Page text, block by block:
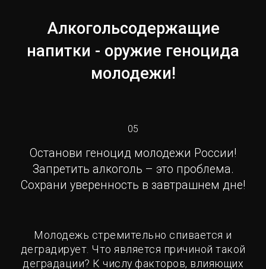
Алкогольсодержащие
напитки - оружие геноцида
молодежи!
05
Останови геноцид молодежи России!
Запретить алкоголь – это проблема.
Сохрани уверенность в завтрашнем дне!
Молодежь стремительно спивается и
деградирует. Что является причиной такой
деградации? К числу факторов, влияющих